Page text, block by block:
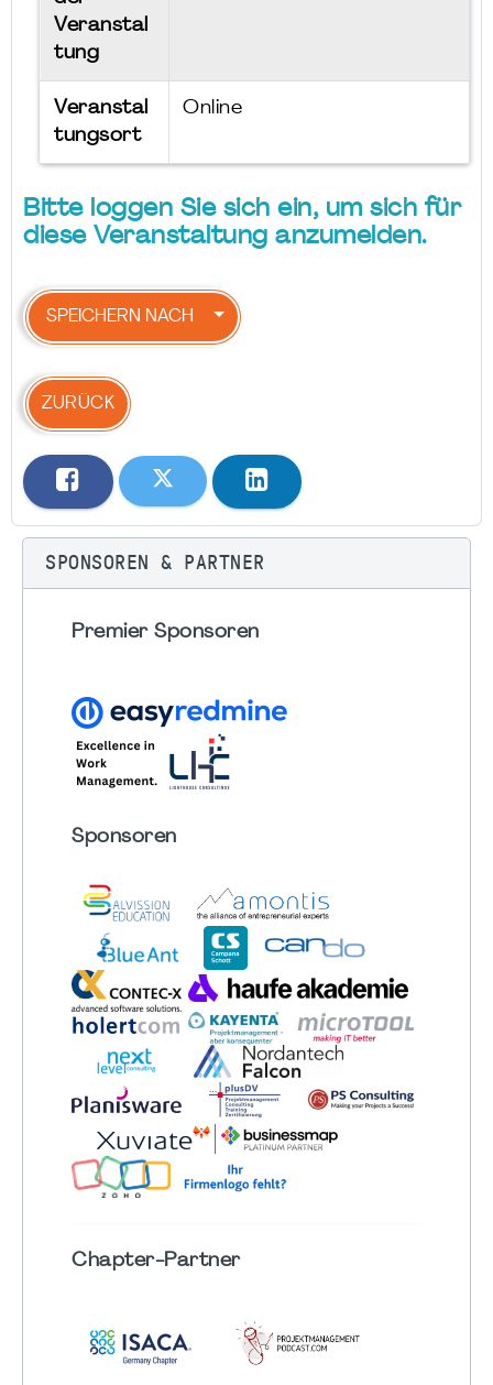
Veranstal
tung
Veranstal
tungsort
Online
Bitte loggen Sie sich ein, um sich für
diese Veranstaltung anzumelden.
SPEICHERN NACH
ZURÜCK
SPONSOREN & PARTNER
Premier Sponsoren
Sponsoren
Chapter-Partner